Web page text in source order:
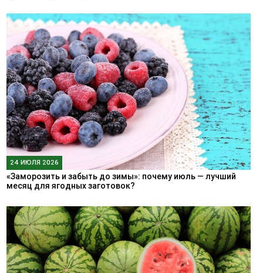
24 ИЮЛЯ 2026
«Заморозить и забыть до зимы»: почему июль — лучший
месяц для ягодных заготовок?